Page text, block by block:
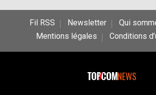
Fil RSS Newsletter
Qui
Mentions légales
Conditions
NEWS